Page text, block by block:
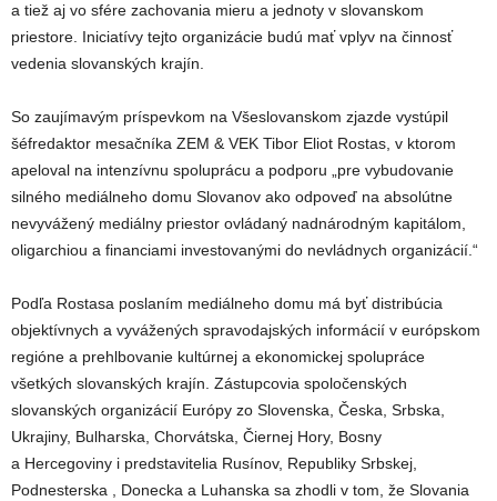
a tiež aj vo sfére zachovania mieru a jednoty v slovanskom
priestore. Iniciatívy tejto organizácie budú mať vplyv na činnosť
vedenia slovanských krajín.
So zaujímavým príspevkom na Všeslovanskom zjazde vystúpil
šéfredaktor mesačníka ZEM & VEK Tibor Eliot Rostas, v ktorom
apeloval na intenzívnu spoluprácu a podporu „pre vybudovanie
silného mediálneho domu Slovanov ako odpoveď na absolútne
nevyvážený mediálny priestor ovládaný nadnárodným kapitálom,
oligarchiou a financiami investovanými do nevládnych organizácií.“
Podľa Rostasa poslaním mediálneho domu má byť distribúcia
objektívnych a vyvážených spravodajských informácií v európskom
regióne a prehlbovanie kultúrnej a ekonomickej spolupráce
všetkých slovanských krajín. Zástupcovia spoločenských
slovanských organizácií Európy zo Slovenska, Česka, Srbska,
Ukrajiny, Bulharska, Chorvátska, Čiernej Hory, Bosny
a Hercegoviny i predstavitelia Rusínov, Republiky Srbskej,
Podnesterska , Donecka a Luhanska sa zhodli v tom, že Slovania